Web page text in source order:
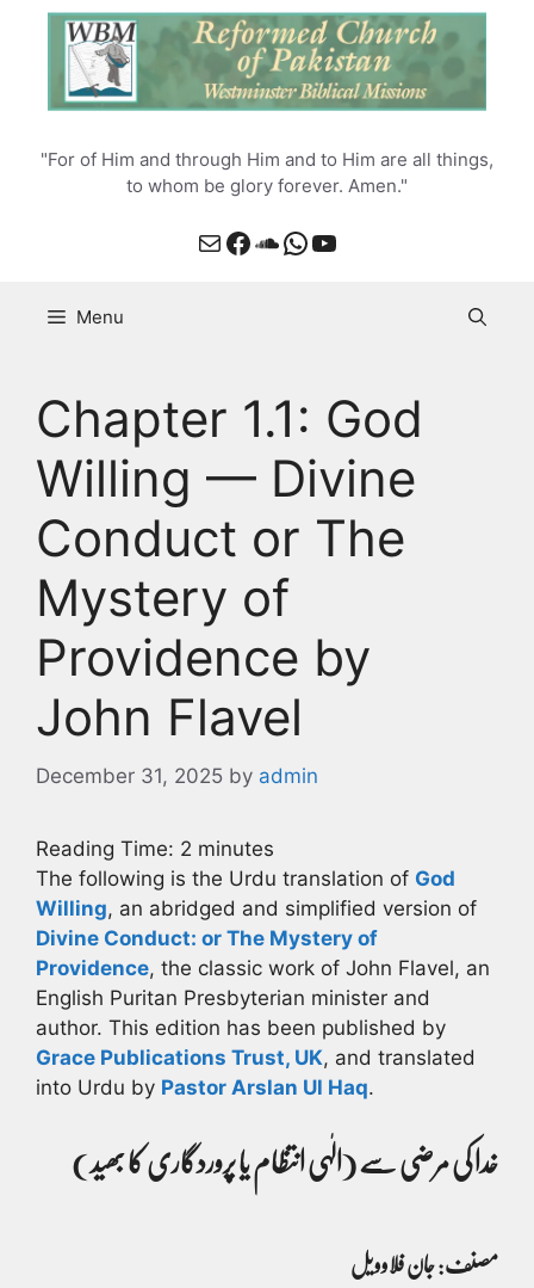
"For of Him and through Him and to Him are all things,
to whom be glory forever. Amen."
MailFacebook
SoundCloud
WhatsApp
YouTube
Menu
Chapter 1.1: God
Willing — Divine
Conduct or The
Mystery of
Providence by
John Flavel
December 31, 2025 by admin
Reading Time: 2 minutes
The following is the Urdu translation of God
Willing, an abridged and simplified version of
Divine Conduct: or The Mystery of
Providence, the classic work of John Flavel, an
English Puritan Presbyterian minister and
author. This edition has been published by
Grace Publications Trust, UK, and translated
into Urdu by Pastor Arslan Ul Haq.
خدا کی مرضی سے (الٰہی انتظام یا پروردگاری کا بھید )
مصنف: جان فلاوویل